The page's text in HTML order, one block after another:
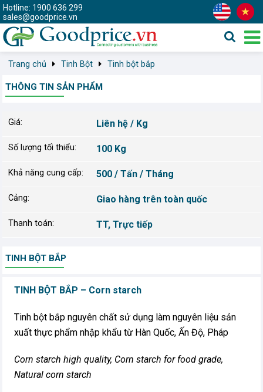
Hotline: 1900 636 299
sales@goodprice.vn
Trang chủ Tinh Bột Tinh bột bắp
THÔNG TIN SẢN PHẨM
Giá: Liên hệ / Kg
Số lượng tối thiểu: 100 Kg
Khả năng cung cấp: 500 / Tấn / Tháng
Cảng: Giao hàng trên toàn quốc
Thanh toán: TT, Trực tiếp
TINH BỘT BẮP
TINH BỘT BẮP – Corn starch
Tinh bột bắp nguyên chất sử dụng làm nguyên liệu sản
xuất thực phẩm nhập khẩu từ Hàn Quốc, Ấn Độ, Pháp
Corn starch high quality, Corn starch for food grade,
Natural corn starch